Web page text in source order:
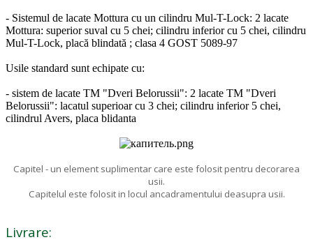
- Sistemul de lacate Mottura cu un cilindru Mul-T-Lock: 2 lacate
Mottura: superior suval cu 5 chei; cilindru inferior cu 5 chei, cilindru
Mul-T-Lock, placă blindată ; clasa 4 GOST 5089-97
Usile standard sunt echipate cu:
- sistem de lacate TM "Dveri Belorussii": 2 lacate TM "Dveri
Belorussii": lacatul superioar cu 3 chei; cilindru inferior 5 chei,
cilindrul Avers, placa blidanta
Capitel - un element suplimentar care este folosit pentru decorarea
usii.
Capitelul este folosit in locul ancadramentului deasupra usii.
Livrare: